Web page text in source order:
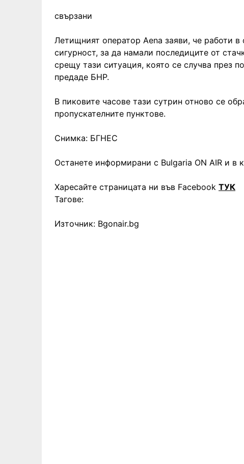
свързани
Летищният оператор Aena заяви, че работи
сигурност, за да намали последиците от
срещу тази ситуация, която се случва през
предаде БНР.
В пиковите часове тази сутрин отново се
пропускателните пунктове.
Снимка: БГНЕС
Останете информирани с Bulgaria ON AIR и в
Харесайте страницата ни във Facebook ТУК
Тагове:
Източник: Bgonair.bg